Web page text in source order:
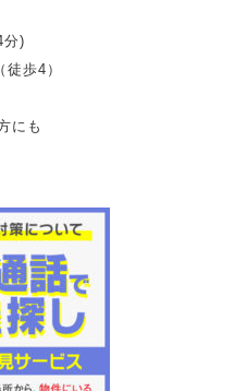
)
歩4）
にも